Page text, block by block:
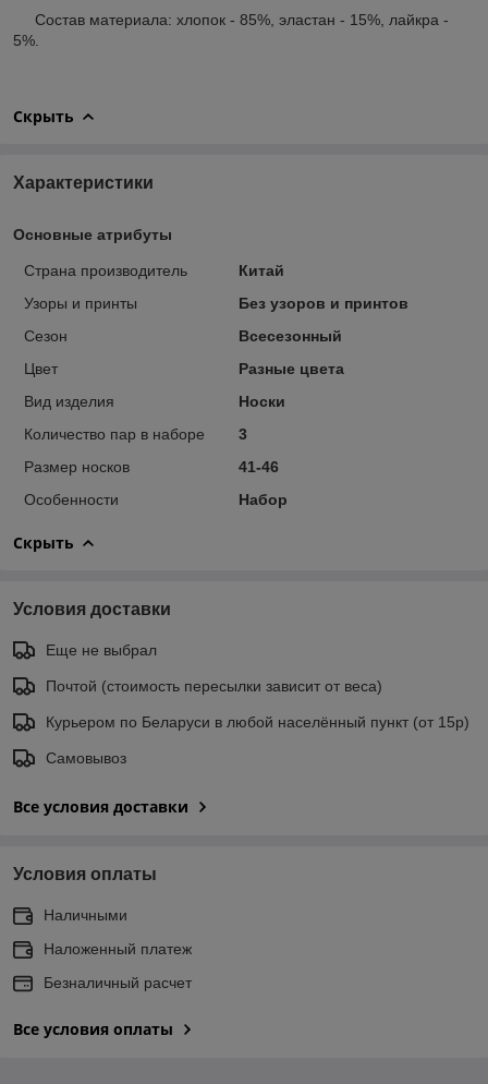
Состав материала: хлопок - 85%, эластан - 15%, лайкра -
5%.
Скрыть
Характеристики
Основные атрибуты
Страна производитель
Китай
Узоры и принты
Без узоров и принтов
Сезон
Всесезонный
Цвет
Разные цвета
Вид изделия
Носки
Количество пар в наборе
3
Размер носков
41-46
Особенности
Набор
Скрыть
Условия доставки
Еще не выбрал
Почтой (стоимость пересылки зависит от веса)
Курьером по Беларуси в любой населённый пункт (от 15р)
Самовывоз
Все условия доставки
Условия оплаты
Наличными
Наложенный платеж
Безналичный расчет
Все условия оплаты